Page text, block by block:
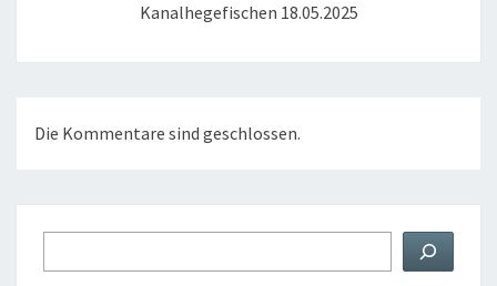
Kanalhegefischen 18.05.2025
Die Kommentare sind geschlossen.